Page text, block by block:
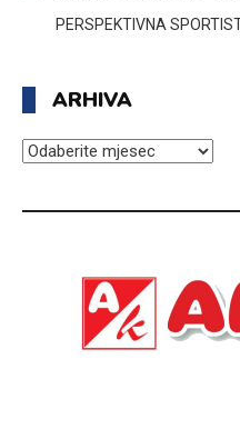
PERSPEKTIVNA
ARHIVA
ARHIVA